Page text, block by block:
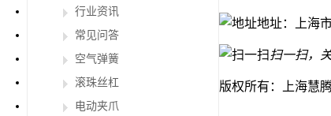
行业资讯
常见问答
空气弹簧
滚珠丝杠
电动夹爪
地址：上海
扫一扫，
版权所有：上海慧